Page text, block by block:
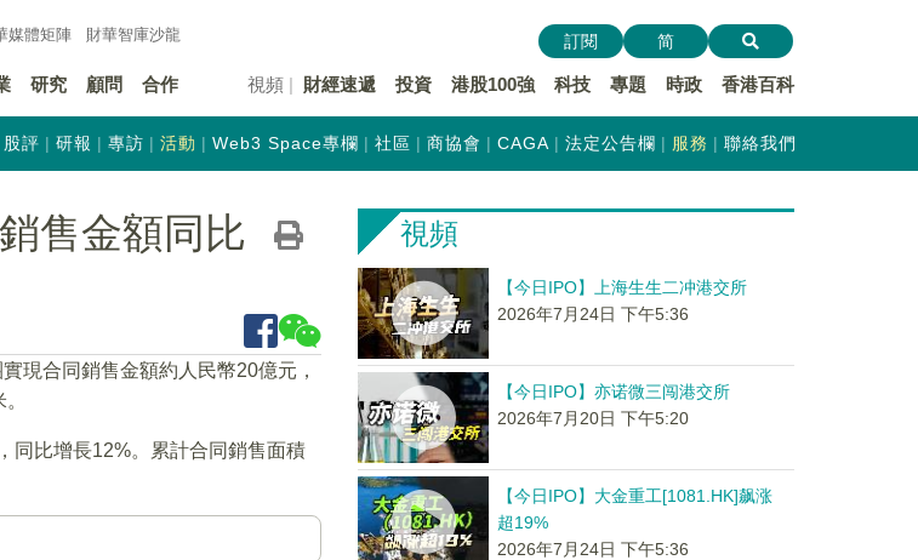
媒體矩陣 財華智庫沙龍
研究 顧問 合作 視頻 財經速遞 投資 港股100強 科技 專題 時政 香港百科
訂閱 简
股評 研報 專訪 活動 Web3 Space專欄 社區 商協會 CAGA 法定公告欄 服務 聯絡我們
售金額同比
現合同銷售金額約人民幣20億元，
同比增長12%。累計合同銷售面積
視頻
【今日IPO】上海生生二冲港交所
2026年7月24日 下午5:36
【今日IPO】亦诺微三闯港交所
2026年7月20日 下午5:20
【今日IPO】大金重工[1081.HK]飙涨
超19%
2026年7月24日 下午5:36